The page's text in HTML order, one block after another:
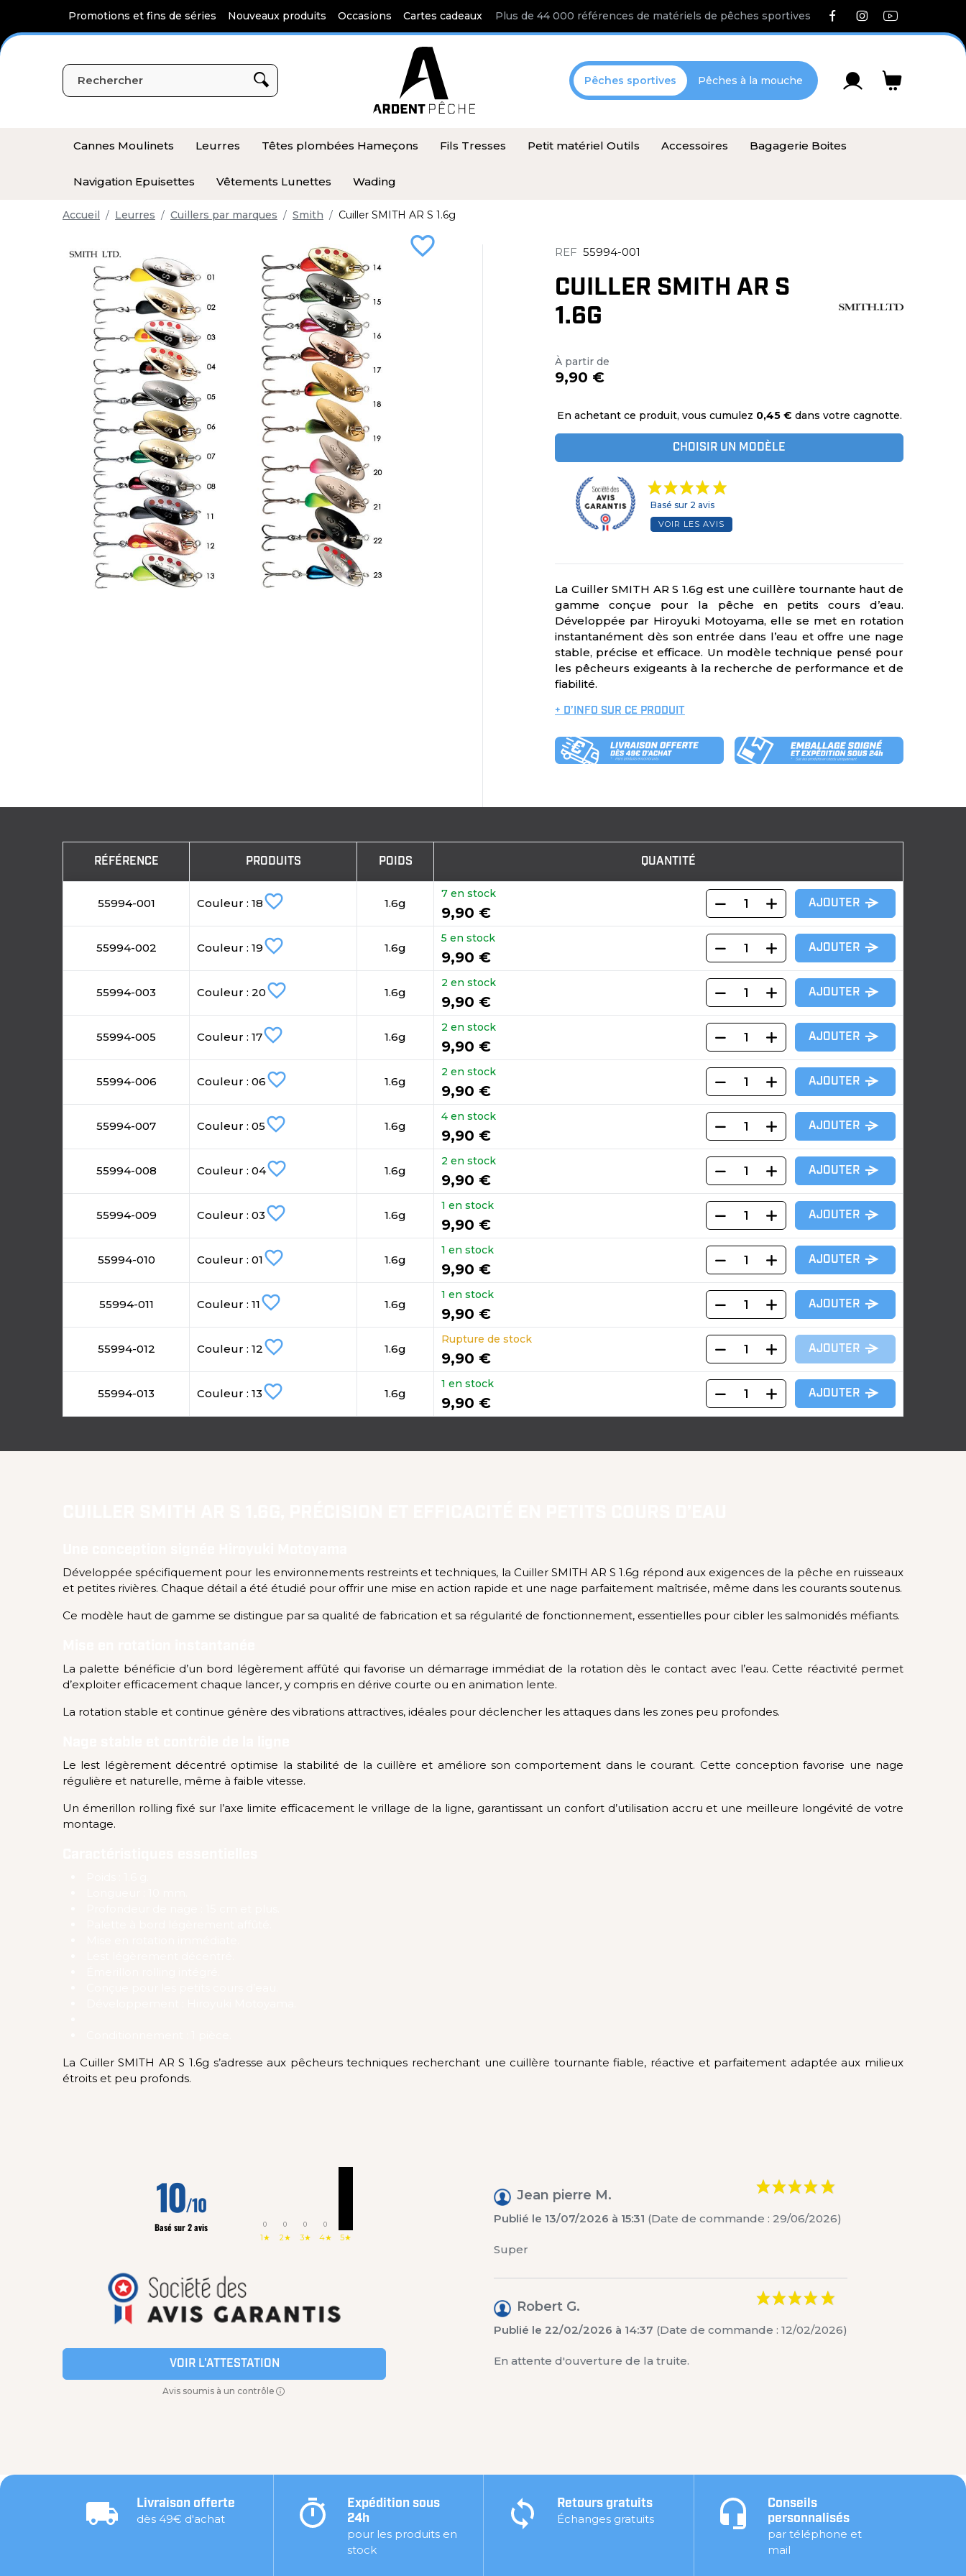
Promotions et fins de séries Nouveaux produits Occasions Cartes cadeaux Plus de 44 000 références de matériels de pêches sportives
Pêches sportives Pêches à la mouche
Cannes Moulinets Leurres Têtes plombées Hameçons Fils Tresses Petit matériel Outils Accessoires Bagagerie Boites
Navigation Epuisettes Vêtements Lunettes Wading
Accueil Leurres Cuillers par marques Smith Cuiller SMITH AR S 1.6g
favorite_border REF 55994-001
CUILLER SMITH AR S
1.6G
À partir de
9,90 €
En achetant ce produit, vous cumulez 0,45 € dans votre cagnotte.
CHOISIR UN MODÈLE
Basé sur 2 avis
VOIR LES AVIS
La Cuiller SMITH AR S 1.6g est une cuillère tournante haut de
gamme conçue pour la pêche en petits cours d’eau.
Développée par Hiroyuki Motoyama, elle se met en rotation
instantanément dès son entrée dans l’eau et offre une nage
stable, précise et efficace. Un modèle technique pensé pour
les pêcheurs exigeants à la recherche de performance et de
fiabilité.
+ D’INFO SUR CE PRODUIT
RÉFÉRENCE PRODUITS POIDS QUANTITÉ
55994-001 Couleur : 18favorite_border 1.6g
7 en stock
9,90 €
AJOUTER
55994-002 Couleur : 19favorite_border 1.6g
5 en stock
9,90 €
AJOUTER
55994-003 Couleur : 20favorite_border 1.6g
2 en stock
9,90 €
AJOUTER
55994-005 Couleur : 17favorite_border 1.6g
2 en stock
9,90 €
AJOUTER
55994-006 Couleur : 06favorite_border 1.6g
2 en stock
9,90 €
AJOUTER
55994-007 Couleur : 05favorite_border 1.6g
4 en stock
9,90 €
AJOUTER
55994-008 Couleur : 04favorite_border 1.6g
2 en stock
9,90 €
AJOUTER
55994-009 Couleur : 03favorite_border 1.6g
1 en stock
9,90 €
AJOUTER
55994-010 Couleur : 01favorite_border 1.6g
1 en stock
9,90 €
AJOUTER
55994-011 Couleur : 11favorite_border 1.6g
1 en stock
9,90 €
AJOUTER
55994-012 Couleur : 12favorite_border 1.6g
Rupture de stock
9,90 €
AJOUTER
55994-013 Couleur : 13favorite_border 1.6g
1 en stock
9,90 €
AJOUTER
Développée spécifiquement pour les environnements restreints et techniques, la Cuiller SMITH AR S 1.6g répond aux exigences de la pêche en ruisseaux
et petites rivières. Chaque détail a été étudié pour offrir une mise en action rapide et une nage parfaitement maîtrisée, même dans les courants soutenus.
Ce modèle haut de gamme se distingue par sa qualité de fabrication et sa régularité de fonctionnement, essentielles pour cibler les salmonidés méfiants.
La palette bénéficie d’un bord légèrement affûté qui favorise un démarrage immédiat de la rotation dès le contact avec l’eau. Cette réactivité permet
d’exploiter efficacement chaque lancer, y compris en dérive courte ou en animation lente.
La rotation stable et continue génère des vibrations attractives, idéales pour déclencher les attaques dans les zones peu profondes.
Le lest légèrement décentré optimise la stabilité de la cuillère et améliore son comportement dans le courant. Cette conception favorise une nage
régulière et naturelle, même à faible vitesse.
Un émerillon rolling fixé sur l’axe limite efficacement le vrillage de la ligne, garantissant un confort d’utilisation accru et une meilleure longévité de votre
montage.
La Cuiller SMITH AR S 1.6g s’adresse aux pêcheurs techniques recherchant une cuillère tournante fiable, réactive et parfaitement adaptée aux milieux
étroits et peu profonds.
10/10
Basé sur 2 avis 0
1★
0
2★
0
3★
0
4★ 5★
VOIR L'ATTESTATION
Avis soumis à un contrôle
Jean pierre M.
Publié le 13/07/2026 à 15:31 (Date de commande : 29/06/2026)
Super
Robert G.
Publié le 22/02/2026 à 14:37 (Date de commande : 12/02/2026)
En attente d'ouverture de la truite.
Livraison offerte
dès 49€ d'achat
Expédition sous
24h
pour les produits en
stock
Retours gratuits
Échanges gratuits
Conseils
personnalisés
par téléphone et
mail